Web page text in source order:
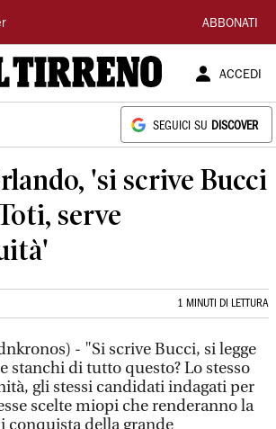
ABBONATI
ACCEDI
SEGUICI SU DISCOVER
'si scrive Bucci
serve
1 MINUTI DI LETTURA
- "Si scrive Bucci, si legge
stanchi di tutto questo? Lo stesso
gli stessi candidati indagati per
scelte miopi che renderanno la
conquista della grande